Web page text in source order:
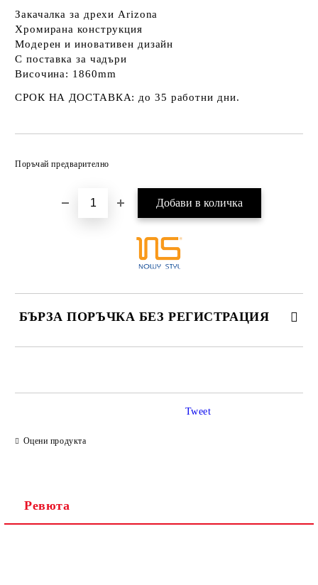
Закачалка за дрехи Arizona
Хромирана конструкция
Модерен и иновативен дизайн
С поставка за чадъри
Височина: 1860mm
СРОК НА ДОСТАВКА: до 35 работни дни.
Поръчай предварително
БЪРЗА ПОРЪЧКА БЕЗ РЕГИСТРАЦИЯ
Оцени продукта
Tweet
Ревюта